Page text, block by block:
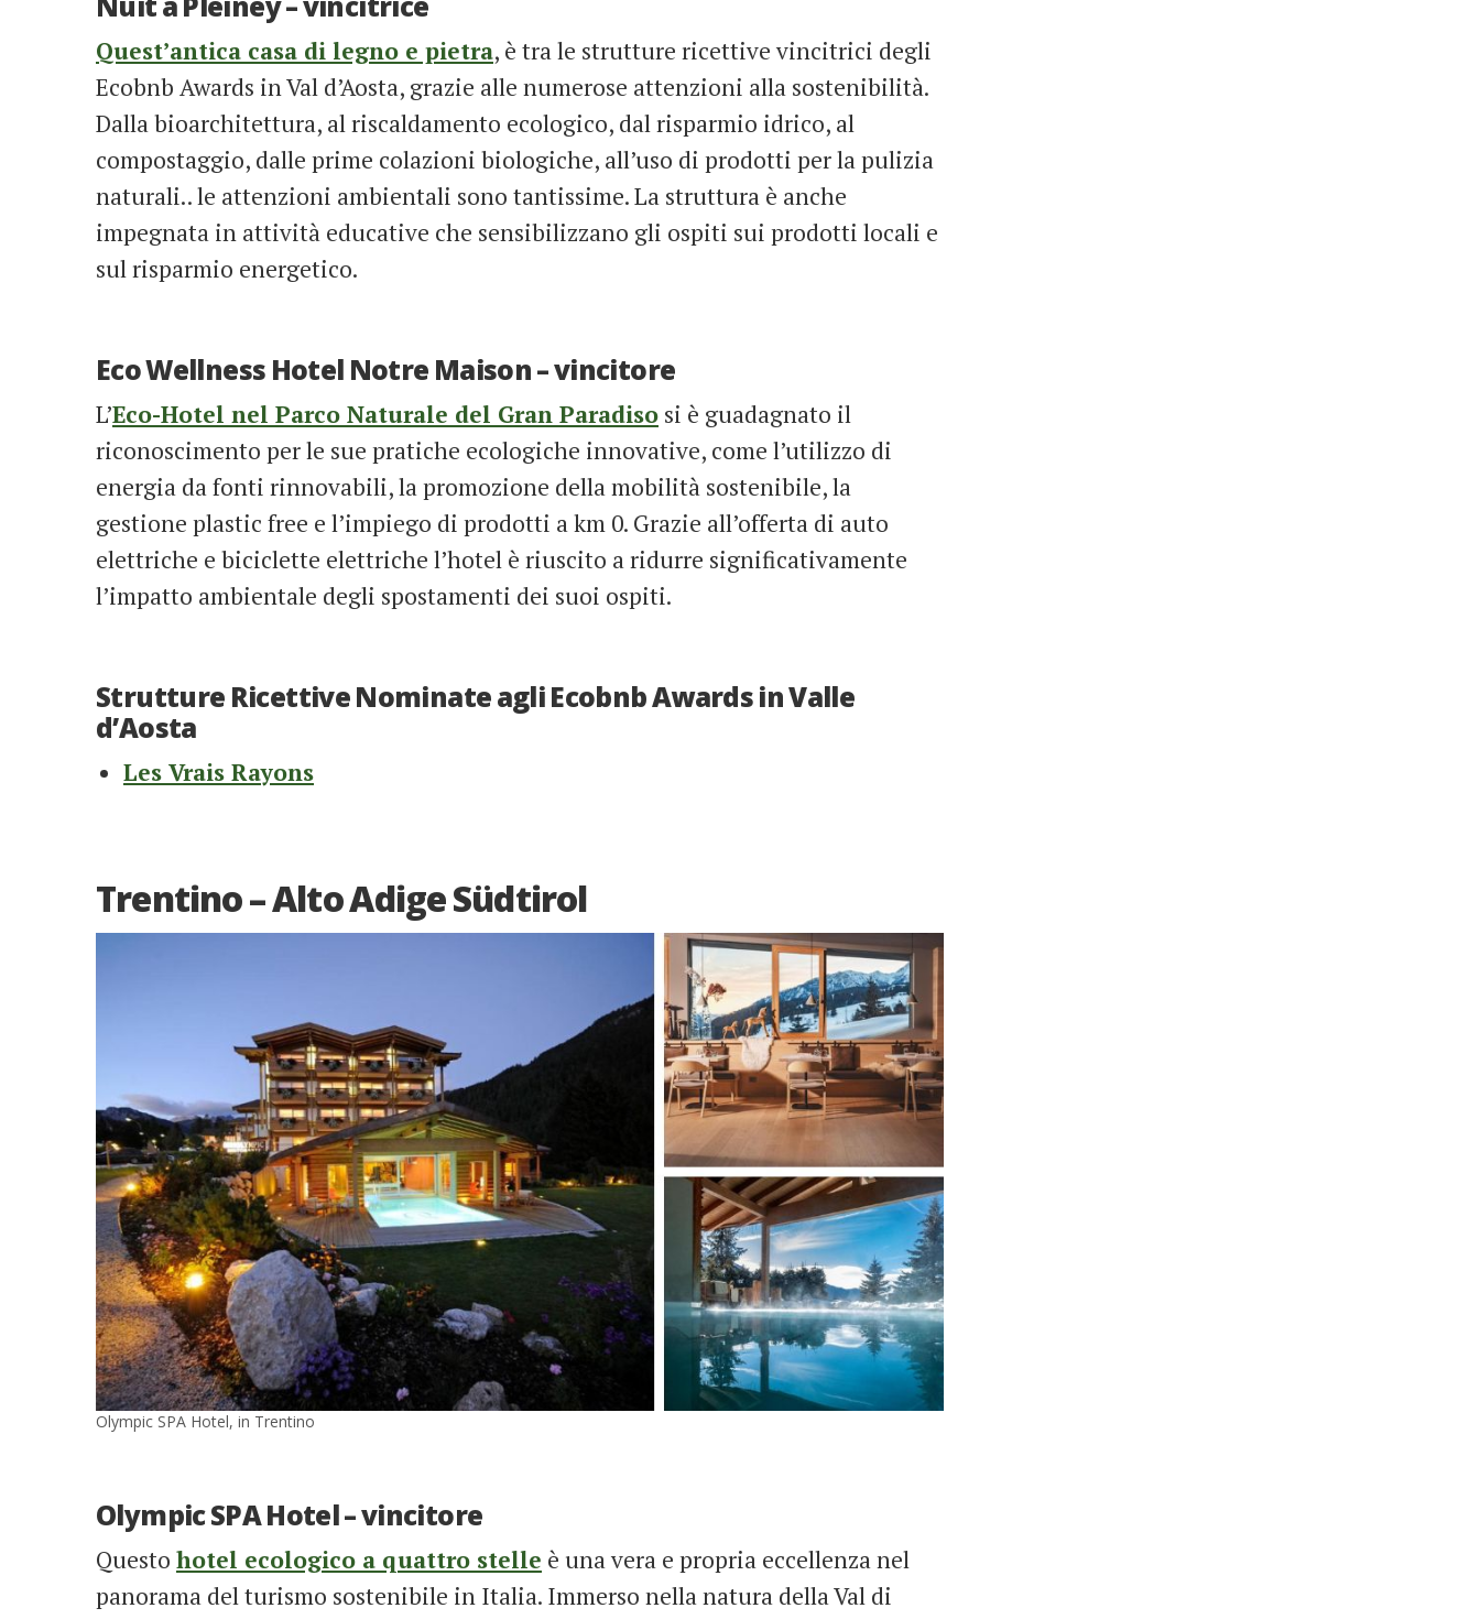
Quest’antica casa di legno e pietra, è tra le strutture ricettive vincitrici degli
Ecobnb Awards in Val d’Aosta, grazie alle numerose attenzioni alla sostenibilità.
Dalla bioarchitettura, al riscaldamento ecologico, dal risparmio idrico, al
compostaggio, dalle prime colazioni biologiche, all’uso di prodotti per la pulizia
naturali.. le attenzioni ambientali sono tantissime. La struttura è anche
impegnata in attività educative che sensibilizzano gli ospiti sui prodotti locali e
sul risparmio energetico.
Eco Wellness Hotel Notre Maison – vincitore
L’Eco-Hotel nel Parco Naturale del Gran Paradiso si è guadagnato il
riconoscimento per le sue pratiche ecologiche innovative, come l’utilizzo di
energia da fonti rinnovabili, la promozione della mobilità sostenibile, la
gestione plastic free e l’impiego di prodotti a km 0. Grazie all’offerta di auto
elettriche e biciclette elettriche l’hotel è riuscito a ridurre significativamente
l’impatto ambientale degli spostamenti dei suoi ospiti.
Strutture Ricettive Nominate agli Ecobnb Awards in Valle
d’Aosta
Les Vrais Rayons
Trentino – Alto Adige Südtirol
Olympic SPA Hotel, in Trentino
Olympic SPA Hotel – vincitore
Questo hotel ecologico a quattro stelle è una vera e propria eccellenza nel
panorama del turismo sostenibile in Italia. Immerso nella natura della Val di